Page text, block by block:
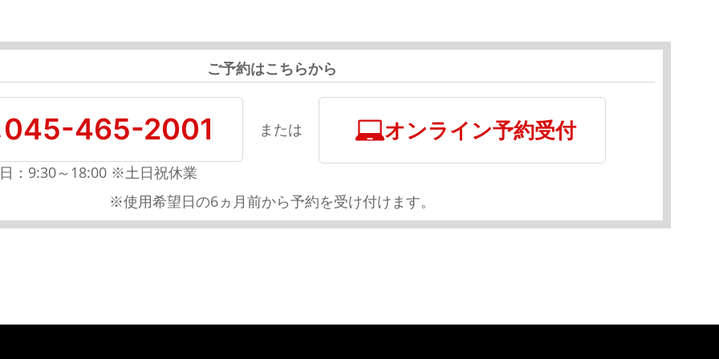
ご予約はこちらから
045-465-2001
：9:30～18:00 ※土日祝休業
または オンライン予約受付
※使用希望日の6ヵ月前から予約を受け付けます。